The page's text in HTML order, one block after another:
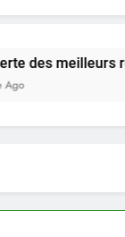
restaurants